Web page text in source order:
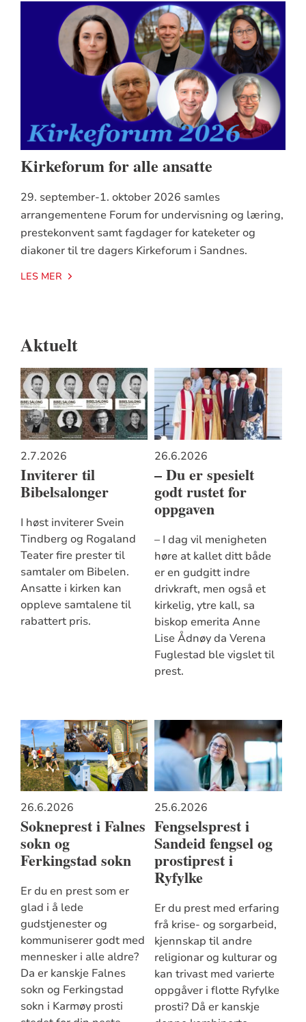
Kirkeforum for alle ansatte
29. september-1. oktober 2026 samles
arrangementene Forum for undervisning og læring,
prestekonvent samt fagdager for kateketer og
diakoner til tre dagers Kirkeforum i Sandnes.
LES MER
Aktuelt
2.7.2026
Inviterer til
Bibelsalonger
I høst inviterer Svein
Tindberg og Rogaland
Teater fire prester til
samtaler om Bibelen.
Ansatte i kirken kan
oppleve samtalene til
rabattert pris.
26.6.2026
– Du er spesielt
godt rustet for
oppgaven
– I dag vil menigheten
høre at kallet ditt både
er en gudgitt indre
drivkraft, men også et
kirkelig, ytre kall, sa
biskop emerita Anne
Lise Ådnøy da Verena
Fuglestad ble vigslet til
prest.
26.6.2026
Sokneprest i Falnes
sokn og
Ferkingstad sokn
Er du en prest som er
glad i å lede
gudstjenester og
kommuniserer godt med
mennesker i alle aldre?
Da er kanskje Falnes
sokn og Ferkingstad
sokn i Karmøy prosti
25.6.2026
Fengselsprest i
Sandeid fengsel og
prostiprest i
Ryfylke
Er du prest med erfaring
frå krise- og sorgarbeid,
kjennskap til andre
religionar og kulturar og
kan trivast med varierte
oppgåver i flotte Ryfylke
prosti? Då er kanskje